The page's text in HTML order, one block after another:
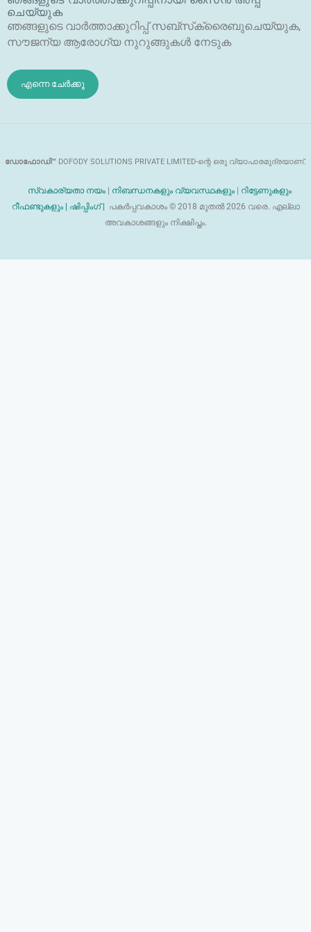
യി
ഡ്
ചെയ്യുക
ഞങ്ങളുടെ വാർത്താക്കുറിപ്പ് സബ്‌സ്‌ക്രൈബുചെയ്യുക,
സൗജന്യ ആരോഗ്യ നുറുങ്ങുകൾ നേടുക
എന്നെ ചേർക്കൂ
ഡോഫോഡി™ DOFODY SOLUTIONS PRIVATE LIMITED-ന്റെ ഒരു വ്യാപാരമുദ്രയാണ്.
സ്വകാര്യതാ നയം നിബന്ധനകളും വ്യവസ്ഥകളും
റിട്ടേണുകളും
റീഫണ്ടുകളും |
ഷിപ്പിംഗ് |
പകർപ്പവകാശം © 2018 മുതൽ 2026 വരെ. എല്ലാ
അവകാശങ്ങളും നിക്ഷിപ്തം.